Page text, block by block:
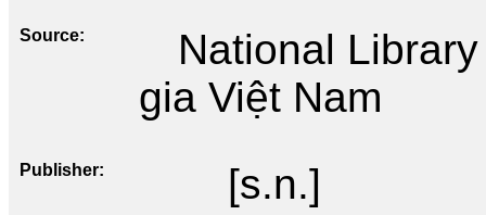
Source
National
gia Việt Nam
Publisher [s.n.]